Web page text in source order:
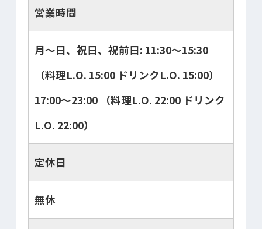
営業時間
月～日、祝日、祝前日: 11:30～15:30
（料理L.O. 15:00 ドリンクL.O. 15:00）
17:00～23:00 （料理L.O. 22:00 ドリンク
L.O. 22:00）
定休日
無休